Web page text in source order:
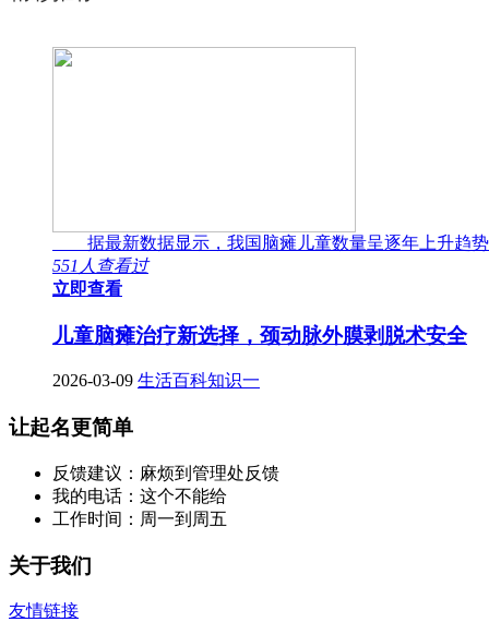
据最新数据显示，我国脑瘫儿童数量呈逐年上升趋势
551人查看过
立即查看
儿童脑瘫治疗新选择，颈动脉外膜剥脱术安全
2026-03-09 生活百科知识一
让起名更简单
反馈建议：麻烦到管理处反馈
我的电话：这个不能给
工作时间：周一到周五
关于我们
友情链接